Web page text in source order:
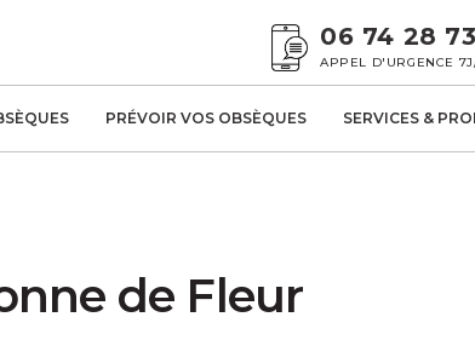
06 74 28
APPEL D'URGENCE
PRÉVOIR VOS OBSÈQUES SERVICES &
de Fleur